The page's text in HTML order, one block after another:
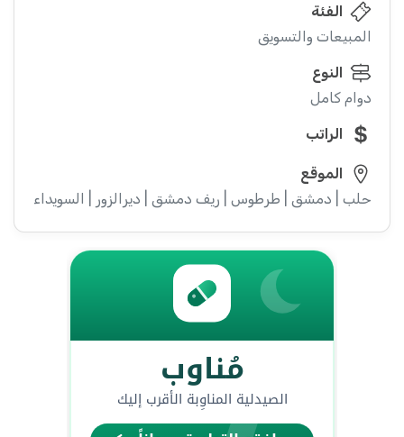
الفئة
المبيعات والتسويق
النوع
دوام كامل
الراتب
الموقع
حلب | دمشق | طرطوس | ريف دمشق | ديرالزور | السويداء |